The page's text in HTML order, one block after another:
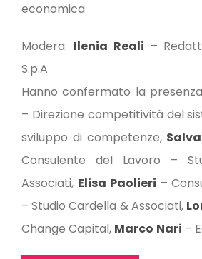
economica
Modera: Ilenia Reali –
S.p.A
Hanno confermato la
– Direzione competitività del
sviluppo di competenze,
Consulente del Lavoro –
Associati, Elisa Paolieri –
– Studio Cardella & Associati,
Change Capital, Marco Nari –